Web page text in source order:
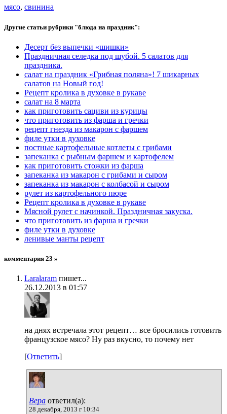
мясо, свинина
Другие статьи рубрики "блюда на праздник":
Десерт без выпечки «шишки»
Праздничная селедка под шубой. 5 салатов для
праздника.
салат на праздник «Грибная поляна»! 7 шикарных
салатов на Новый год!
Рецепт кролика в духовке в рукаве
салат на 8 марта
как приготовить сациви из курицы
что приготовить из фарша и гречки
рецепт гнезда из макарон с фаршем
филе утки в духовке
постные картофельные котлеты с грибами
запеканка с рыбным фаршем и картофелем
как приготовить стожки из фарша
запеканка из макарон с грибами и сыром
запеканка из макарон с колбасой и сыром
рулет из картофельного пюре
Рецепт кролика в духовке в рукаве
Мясной рулет с начинкой. Праздничная закуска.
что приготовить из фарша и гречки
филе утки в духовке
ленивые манты рецепт
комментария 23 »
Laralaram пишет...
26.12.2013 в 01:57
на днях встречала этот рецепт… все бросились готовить
французское мясо? Ну раз вкусно, то почему нет
[Ответить]
Вера ответил(а):
28 декабря, 2013 г 10:34